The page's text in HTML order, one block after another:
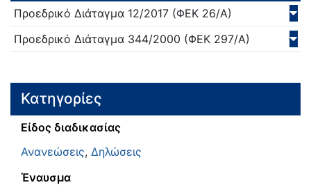
Προεδρικό Διάταγμα 12/2017 (ΦΕΚ 26/Α)
Προεδρικό Διάταγμα 344/2000 (ΦΕΚ 297/Α)
Κατηγορίες
Είδος διαδικασίας
Ανανεώσεις, Δηλώσεις
Έναυσμα